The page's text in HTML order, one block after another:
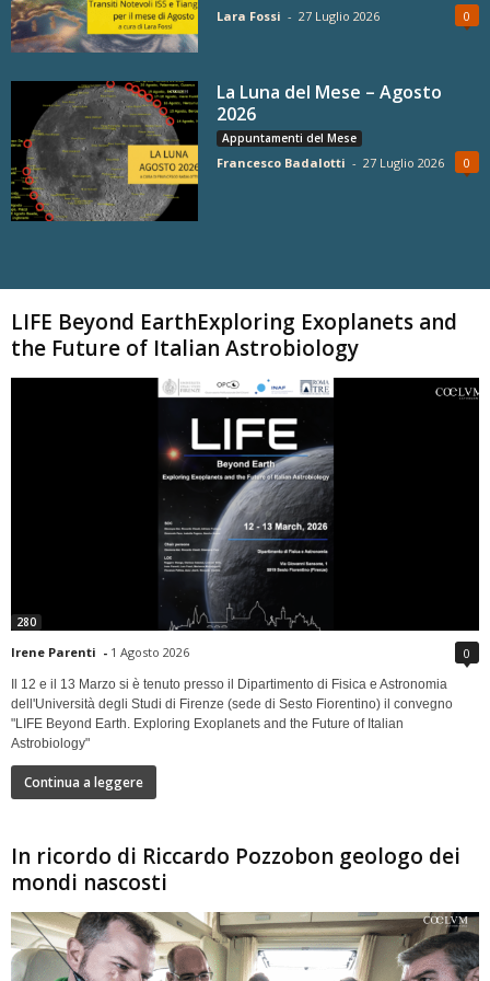
Lara Fossi - 27 Luglio 2026 0
La Luna del Mese – Agosto
2026
Appuntamenti del Mese
Francesco Badalotti - 27 Luglio 2026 0
LIFE Beyond EarthExploring Exoplanets and
the Future of Italian Astrobiology
280
Irene Parenti - 1 Agosto 2026 0
Il 12 e il 13 Marzo si è tenuto presso il Dipartimento di Fisica e Astronomia
dell'Università degli Studi di Firenze (sede di Sesto Fiorentino) il convegno
"LIFE Beyond Earth. Exploring Exoplanets and the Future of Italian
Astrobiology"
Continua a leggere
In ricordo di Riccardo Pozzobon geologo dei
mondi nascosti